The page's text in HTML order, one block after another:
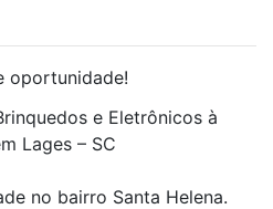
oportunidade!
e Eletrônicos à
Lages – SC
no bairro Santa Helena.